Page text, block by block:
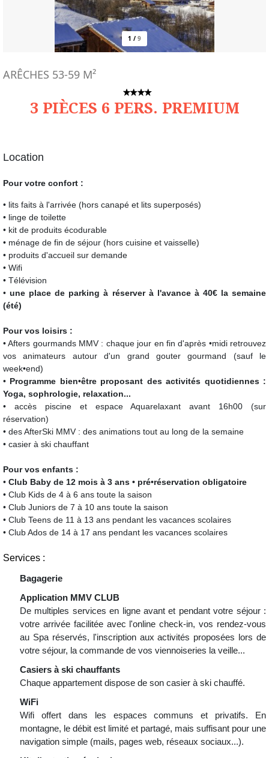
1 / 9
3 PIÈCES 6 PERS. PREMIUM
ARÊCHES 53-59 M²
Location
Pour votre confort :
• lits faits à l'arrivée (hors canapé et lits superposés)
• linge de toilette
• kit de produits écodurable
• ménage de fin de séjour (hors cuisine et vaisselle)
• produits d'accueil sur demande
• Wifi
• Télévision
•une place de parking à réserver à l'avance à 40€ la semaine
(été)
Pour vos loisirs :
• Afters gourmands MMV : chaque jour en fin d'après •midi retrouvez
vos animateurs autour d'un grand gouter gourmand (sauf le
week•end)
• Programme bien•être proposant des activités quotidiennes :
Yoga, sophrologie, relaxation...
• accès piscine et espace Aquarelaxant avant 16h00 (sur
réservation)
• des AfterSki MMV : des animations tout au long de la semaine
• casier à ski chauffant
Pour vos enfants :
• Club Baby de 12 mois à 3 ans • pré•réservation obligatoire
• Club Kids de 4 à 6 ans toute la saison
• Club Juniors de 7 à 10 ans toute la saison
• Club Teens de 11 à 13 ans pendant les vacances scolaires
• Club Ados de 14 à 17 ans pendant les vacances scolaires
Services :
Bagagerie
Application MMV CLUB
De multiples services en ligne avant et pendant votre séjour :
votre arrivée facilitée avec l'online check-in, vos rendez-vous
au Spa réservés, l'inscription aux activités proposées lors de
votre séjour, la commande de vos viennoiseries la veille...
Casiers à ski chauffants
Chaque appartement dispose de son casier à ski chauffé.
WiFi
Wifi offert dans les espaces communs et privatifs. En
montagne, le débit est limité et partagé, mais suffisant pour une
navigation simple (mails, pages web, réseaux sociaux...).